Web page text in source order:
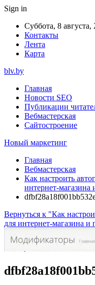
Sign in
Суббота, 8 августа,
Контакты
Лента
Карта
blv.by
Главная
Новости SEO
Публикации
Вебмастерская
Сайтостроение
Новый маркетинг
Главная
Вебмастерская
Как настроить
интернет-магазина
Вернуться к "Как
для интернет-магазина